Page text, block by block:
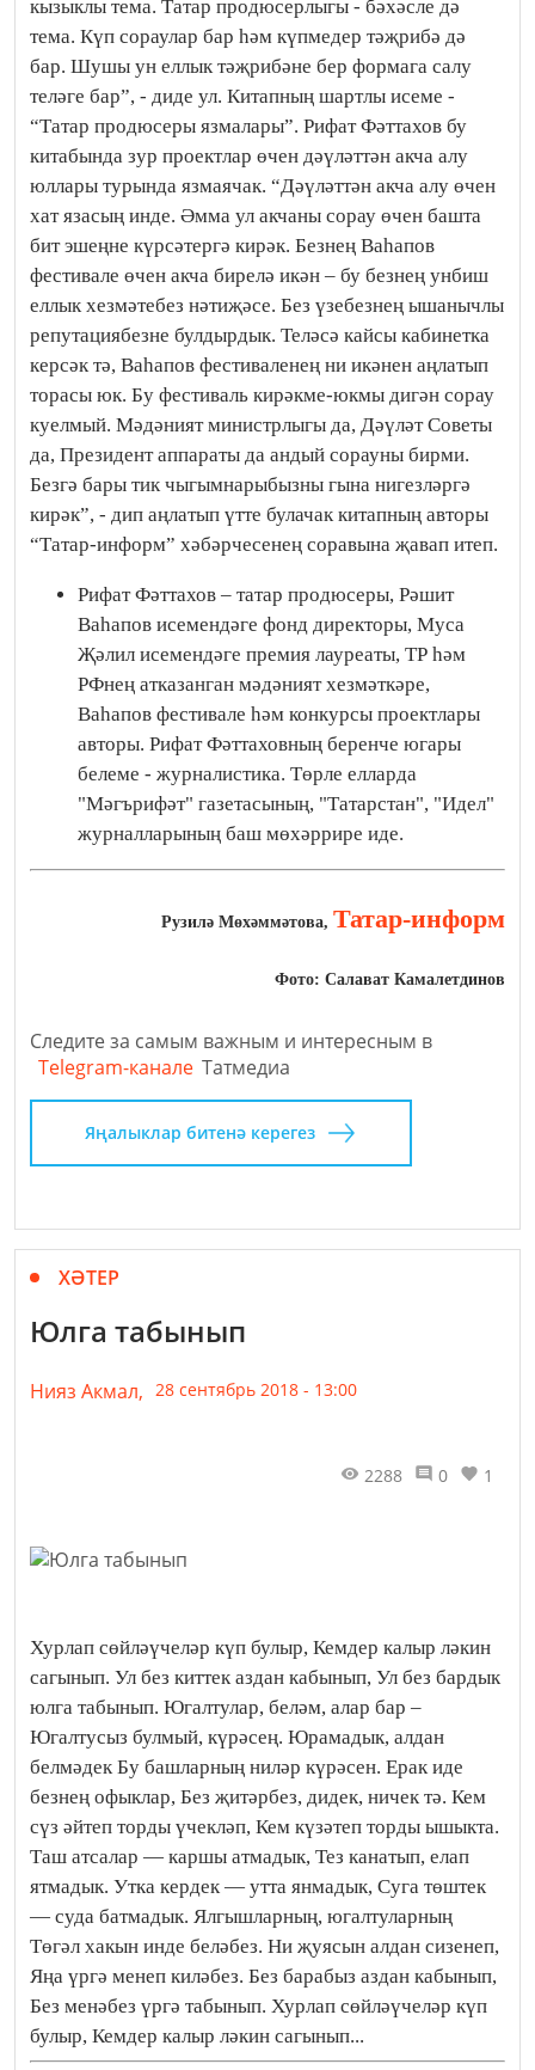
кызыклы тема. Татар продюсерлыгы - бәхәсле дә
тема. Күп сораулар бар һәм күпмедер тәҗрибә дә
бар. Шушы ун еллык тәҗрибәне бер формага салу
теләге бар”, - диде ул. Китапның шартлы исеме -
“Татар продюсеры язмалары”. Рифат Фәттахов бу
китабында зур проектлар өчен дәүләттән акча алу
юллары турында язмаячак. “Дәүләттән акча алу өчен
хат язасың инде. Әмма ул акчаны сорау өчен башта
бит эшеңне күрсәтергә кирәк. Безнең Ваһапов
фестивале өчен акча бирелә икән – бу безнең унбиш
еллык хезмәтебез нәтиҗәсе. Без үзебезнең ышанычлы
репутациябезне булдырдык. Теләсә кайсы кабинетка
керсәк тә, Ваһапов фестиваленең ни икәнен аңлатып
торасы юк. Бу фестиваль кирәкме-юкмы дигән сорау
куелмый. Мәдәният министрлыгы да, Дәүләт Советы
да, Президент аппараты да андый сорауны бирми.
Безгә бары тик чыгымнарыбызны гына нигезләргә
кирәк”, - дип аңлатып үтте булачак китапның авторы
“Татар-информ” хәбәрчесенең соравына җавап итеп.
Рифат Фәттахов – татар продюсеры, Рәшит
Ваһапов исемендәге фонд директоры, Муса
Җәлил исемендәге премия лауреаты, ТР һәм
РФнең атказанган мәдәният хезмәткәре,
Ваһапов фестивале һәм конкурсы проектлары
авторы. Рифат Фәттаховның беренче югары
белеме - журналистика. Төрле елларда
"Мәгърифәт" газетасының, "Татарстан", "Идел"
журналларының баш мөхәррире иде.
Рузилә Мөхәммәтова, Татар-информ
Фото: Салават Камалетдинов
Следите за самым важным и интересным в
Telegram-канале Татмедиа
Яңалыклар битенә керегез
ХӘТЕР
Юлга табынып
Нияз Акмал, 28 сентябрь 2018 - 13:00
2288 0 1
Хурлап сөйләүчеләр күп булыр, Кемдер калыр ләкин
сагынып. Ул без киттек аздан кабынып, Ул без бардык
юлга табынып. Югалтулар, беләм, алар бар –
Югалтусыз булмый, күрәсең. Юрамадык, алдан
белмәдек Бу башларның ниләр күрәсен. Ерак иде
безнең офыклар, Без җитәрбез, дидек, ничек тә. Кем
сүз әйтеп торды үчекләп, Кем күзәтеп торды ышыкта.
Таш атсалар — каршы атмадык, Тез канатып, елап
ятмадык. Утка кердек — утта янмадык, Суга төштек
— суда батмадык. Ялгышларның, югалтуларның
Төгәл хакын инде беләбез. Ни җуясын алдан сизенеп,
Яңа үргә менеп киләбез. Без барабыз аздан кабынып,
Без менәбез үргә табынып. Хурлап сөйләүчеләр күп
булыр, Кемдер калыр ләкин сагынып...